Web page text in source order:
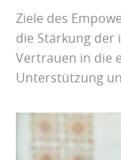
Ziele des
die Stärkung der
Vertrauen in die
Unterstützung